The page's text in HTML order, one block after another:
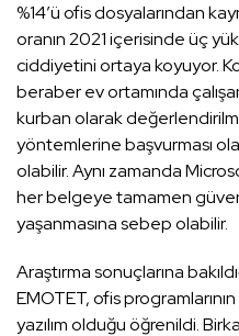
%14’ü ofis dosyalarından
oranın 2021 içerisinde üç
ciddiyetini ortaya koyuyor.
beraber ev ortamında
kurban olarak
yöntemlerine başvurması
olabilir. Aynı zamanda
her belgeye tamamen
yaşanmasına sebep olabilir.
Araştırma sonuçlarına
EMOTET, ofis
yazılım olduğu öğrenildi.